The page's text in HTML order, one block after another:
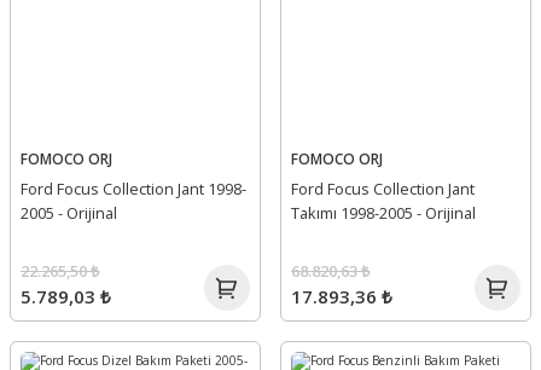
FOMOCO ORJ
Ford Focus Collection Jant 1998-
2005 - Orijinal
5.789,03 ₺
22.265,50 ₺
FOMOCO ORJ
Ford Focus Collection Jant
Takımı 1998-2005 - Orijinal
17.893,36 ₺
68.820,63 ₺